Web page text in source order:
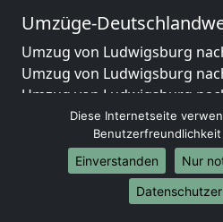
Umzüge-
Umzug von Ludwigsburg
Umzug von Ludwigsburg
Umzug von Ludwigsburg
Umzug von Ludwigsburg
Umzug von Ludwigsburg
Umzug von Ludwigsburg
Umzug von Ludwigsburg
Umzug von Ludwigsburg
Diese Internetseite
Einverstanden
Nur